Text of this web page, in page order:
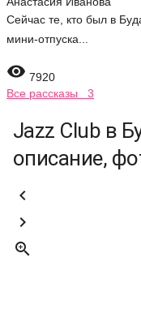
Сейчас те, кто был в
мини-отпуска...
 7920
Все рассказы 3
Jazz Club в
описание,


